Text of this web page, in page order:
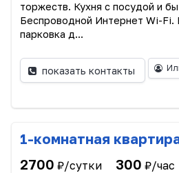
торжеств. Кухня с посудой и
Беспроводной Интернет Wi-Fi.
парковка д...
показать контакты
1-комнатная
2700 ₽/сутки 300 ₽/час